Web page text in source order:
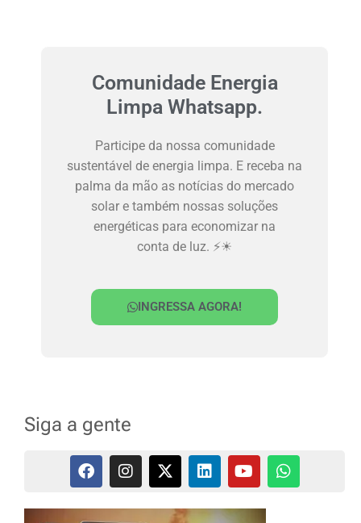
Comunidade Energia
Limpa Whatsapp.
Participe da nossa comunidade
sustentável de energia limpa. E receba na
palma da mão as notícias do mercado
solar e também nossas soluções
energéticas para economizar na
conta de luz. ⚡☀
INGRESSA AGORA!
Siga a gente